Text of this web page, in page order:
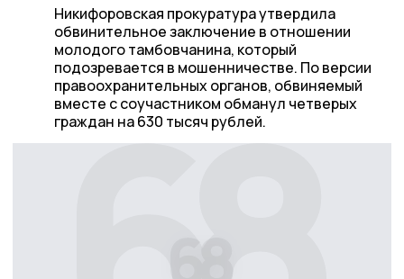
Никифоровская прокуратура утвердила
обвинительное заключение в отношении
молодого тамбовчанина, который
подозревается в мошенничестве. По версии
правоохранительных органов, обвиняемый
вместе с соучастником обманул четверых
граждан на 630 тысяч рублей.